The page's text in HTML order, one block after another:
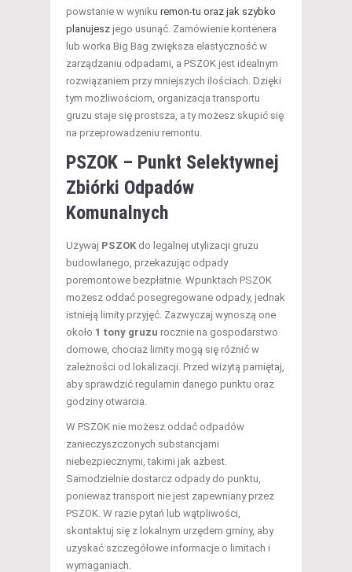
powstanie w wyniku remon-tu oraz jak szybko
planujesz jego usunąć. Zamówienie kontenera
lub worka Big Bag zwiększa elastyczność w
zarządzaniu odpadami, a PSZOK jest idealnym
rozwiązaniem przy mniejszych ilościach. Dzięki
tym możliwościom, organizacja transportu
gruzu staje się prostsza, a ty możesz skupić się
na przeprowadzeniu remontu.
PSZOK – Punkt Selektywnej
Zbiórki Odpadów
Komunalnych
Używaj PSZOK do legalnej utylizacji gruzu
budowlanego, przekazując odpady
poremontowe bezpłatnie. Wpunktach PSZOK
możesz oddać posegregowane odpady, jednak
istnieją limity przyjęć. Zazwyczaj wynoszą one
około 1 tony gruzu rocznie na gospodarstwo
domowe, chociaż limity mogą się różnić w
zależności od lokalizacji. Przed wizytą pamiętaj,
aby sprawdzić regulamin danego punktu oraz
godziny otwarcia.
W PSZOK nie możesz oddać odpadów
zanieczyszczonych substancjami
niebezpiecznymi, takimi jak azbest.
Samodzielnie dostarcz odpady do punktu,
ponieważ transport nie jest zapewniany przez
PSZOK. W razie pytań lub wątpliwości,
skontaktuj się z lokalnym urzędem gminy, aby
uzyskać szczegółowe informacje o limitach i
wymaganiach.